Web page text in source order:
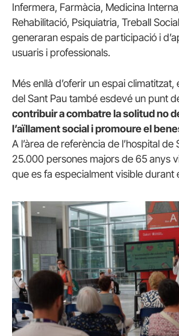
Infermera, Farmàcia, Medicina
Rehabilitació, Psiquiatria, Treball
generaran espais de participació i
usuaris i professionals.
Més enllà d’oferir un espai
del Sant Pau també esdevé un punt
contribuir a combatre la solitud no
l’aïllament social i promoure el
A l’àrea de referència de l’hospital de
25.000 persones majors de 65 anys
que es fa especialment visible durant